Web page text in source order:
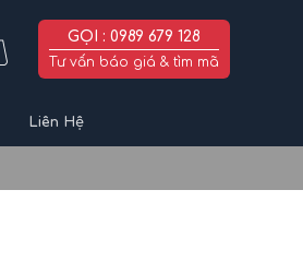
GỌI : 0989 679 128
Tư vấn báo giá & tìm mã
Liên Hệ